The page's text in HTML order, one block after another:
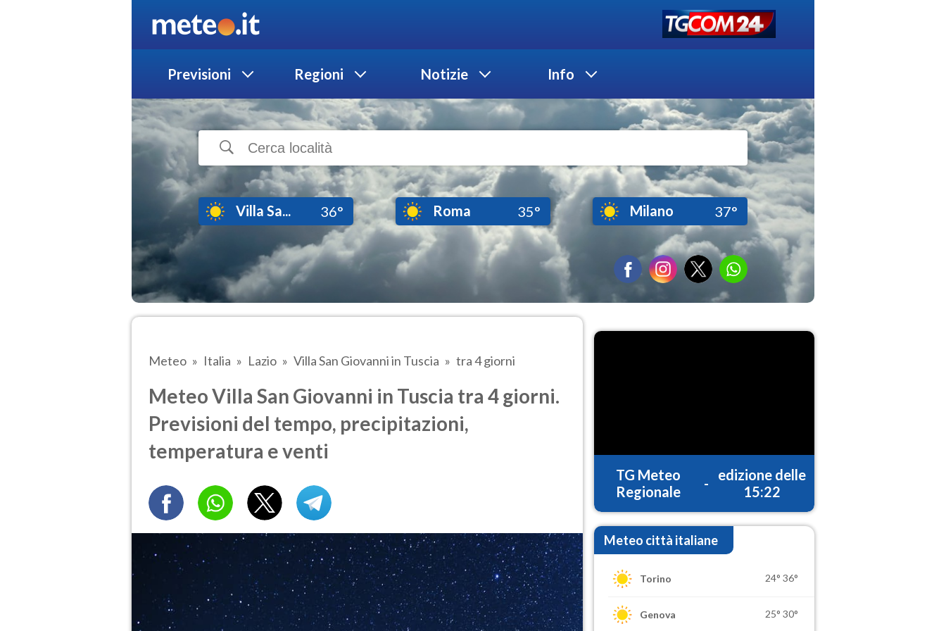
Previsioni Regioni Notizie Info
Villa Sa... 36° Roma 35° Milano 37°
Meteo Italia Lazio Villa San Giovanni in Tuscia tra 4 giorni
Meteo Villa San Giovanni in Tuscia tra 4 giorni.
Previsioni del tempo, precipitazioni,
temperatura e venti
TG Meteo
Regionale
-
edizione delle
15:22
Meteo città italiane
Torino 24° 36°
Genova 25° 30°